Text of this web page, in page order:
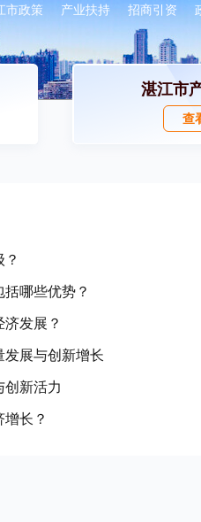
市政策 产业扶持 招商引资
湛江市
查
哪些优势？
发展？
展与创新增长
新活力
长？